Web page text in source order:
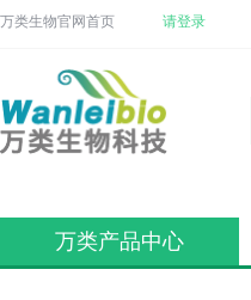
万类生物官网首页 请登录
万类产品中心